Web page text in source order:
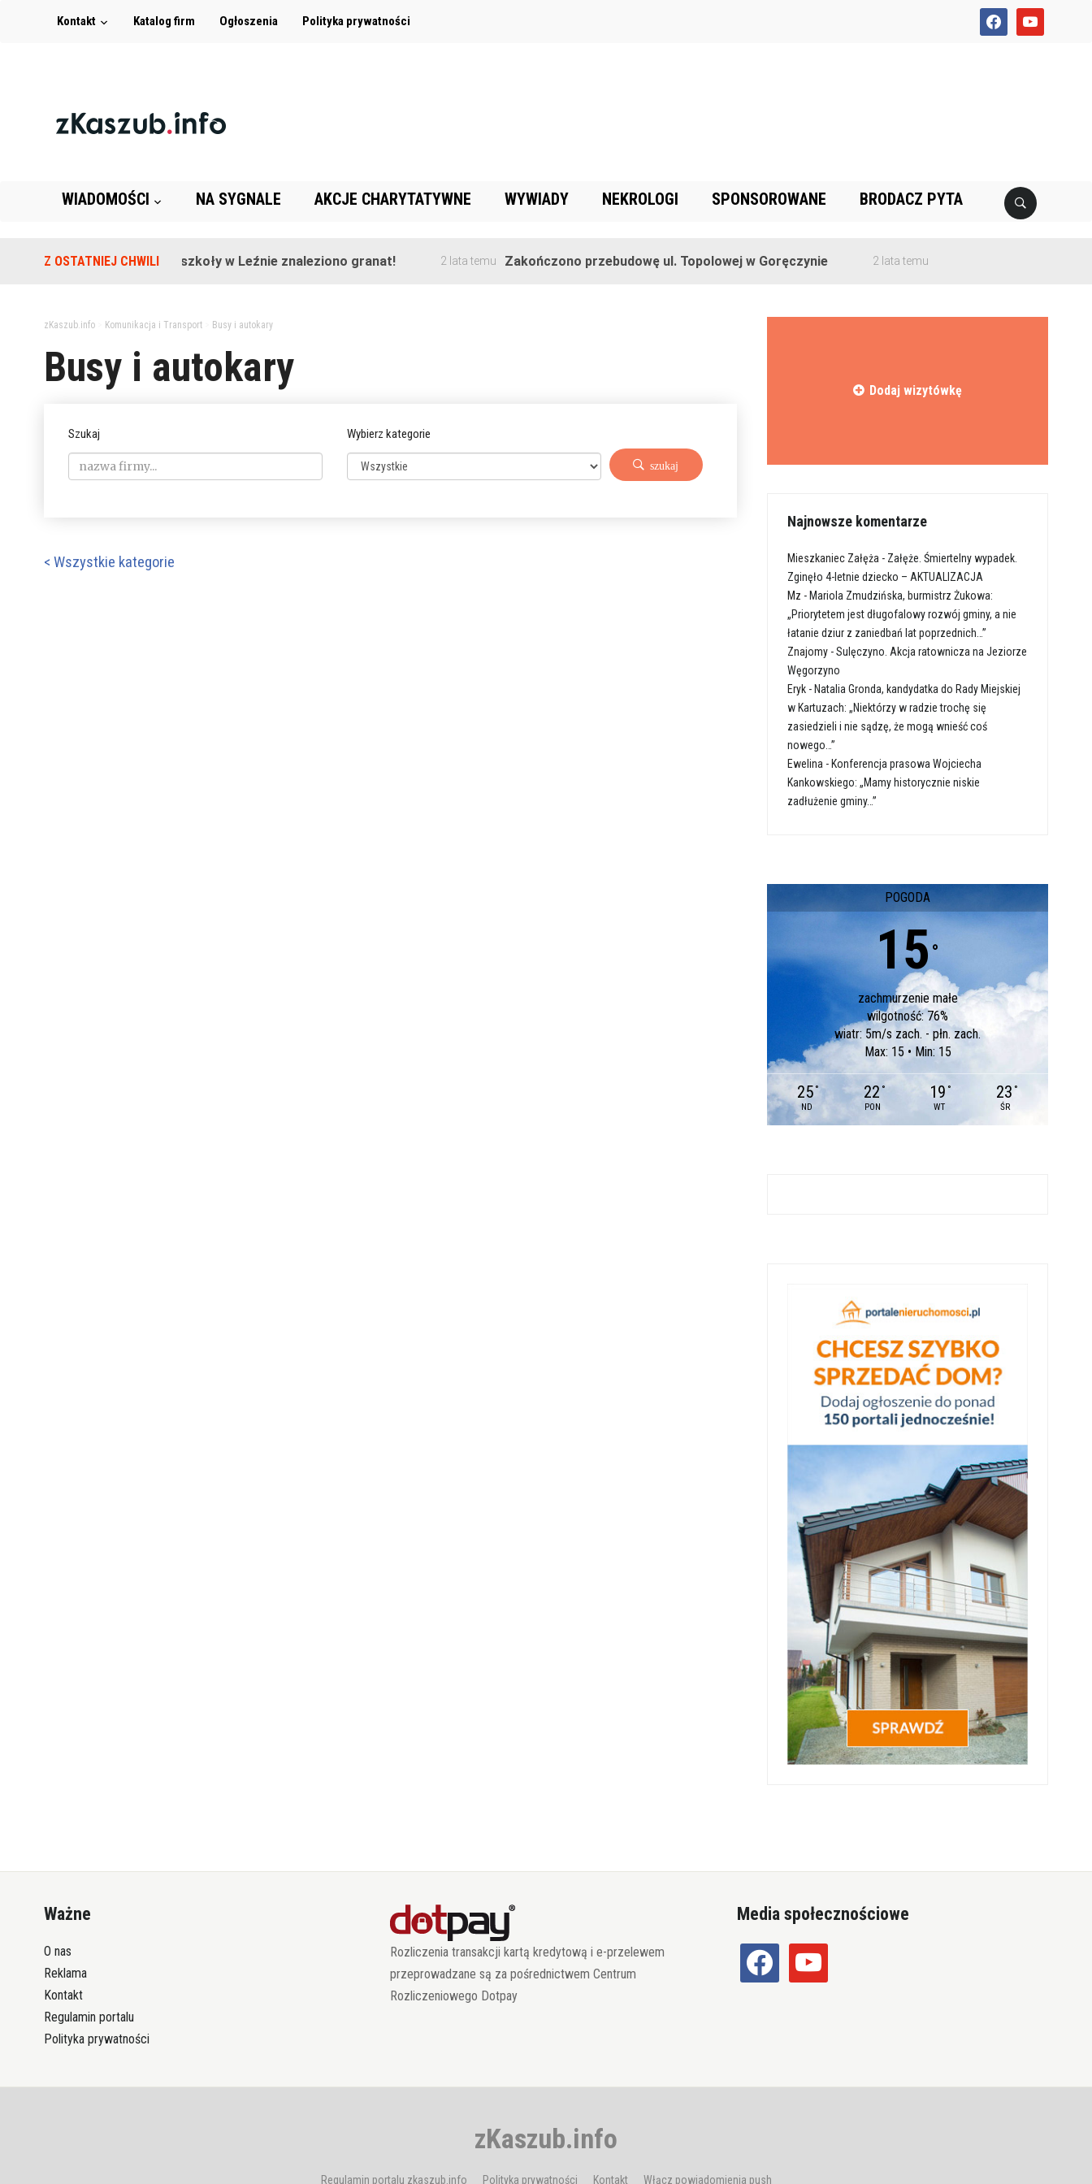
facebookyoutube
Kontakt Katalog firm Ogłoszenia Polityka prywatności
WIADOMOŚCI NA SYGNALE AKCJE CHARYTATYWNE WYWIADY NEKROLOGI SPONSOROWANE BRODACZ PYTA
Z OSTATNIEJ CHWILI
Na terenie szkoły w Leźnie znaleziono granat! 2 lata temu Zakończono przebudowę ul. Topolowej w Goręczynie 2 lata temu
zKaszub.info> Komunikacja i Transport> Busy i autokary
Busy i autokary
Szukaj Wybierz kategorie
szukaj
< Wszystkie kategorie
Dodaj wizytówkę
Najnowsze komentarze
Mieszkaniec Załęża - Załęże. Śmiertelny wypadek.
Zginęło 4-letnie dziecko – AKTUALIZACJA
Mz - Mariola Zmudzińska, burmistrz Żukowa:
„Priorytetem jest długofalowy rozwój gminy, a nie
łatanie dziur z zaniedbań lat poprzednich…”
Znajomy -Sulęczyno. Akcja ratownicza na Jeziorze
Węgorzyno
Eryk - Natalia Gronda, kandydatka do Rady Miejskiej
w Kartuzach: „Niektórzy w radzie trochę się
zasiedzieli i nie sądzę, że mogą wnieść coś
nowego…”
Ewelina - Konferencja prasowa Wojciecha
Kankowskiego: „Mamy historycznie niskie
zadłużenie gminy…”
POGODA
15 °
zachmurzenie małe
wilgotność: 76%
wiatr: 5m/s zach. - płn. zach.
Max: 15 • Min: 15
25 °
ND
22 °
PON
19 °
WT
23 °
ŚR
Ważne
O nas
Reklama
Kontakt
Regulamin portalu
Polityka prywatności
Rozliczenia transakcji kartą kredytową i e-przelewem
przeprowadzane są za pośrednictwem Centrum
Rozliczeniowego Dotpay
Media społecznościowe
facebook youtube
zKaszub.info
Regulamin portalu zkaszub.info Polityka prywatności Kontakt Włącz powiadomienia push